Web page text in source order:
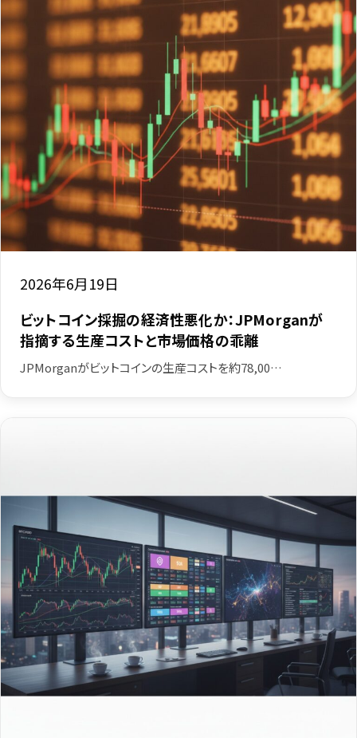
2026年6月19日
ビットコイン採掘の経済性悪化か：JPMorganが
指摘する生産コストと市場価格の乖離
JPMorganがビットコインの生産コストを約78,00…